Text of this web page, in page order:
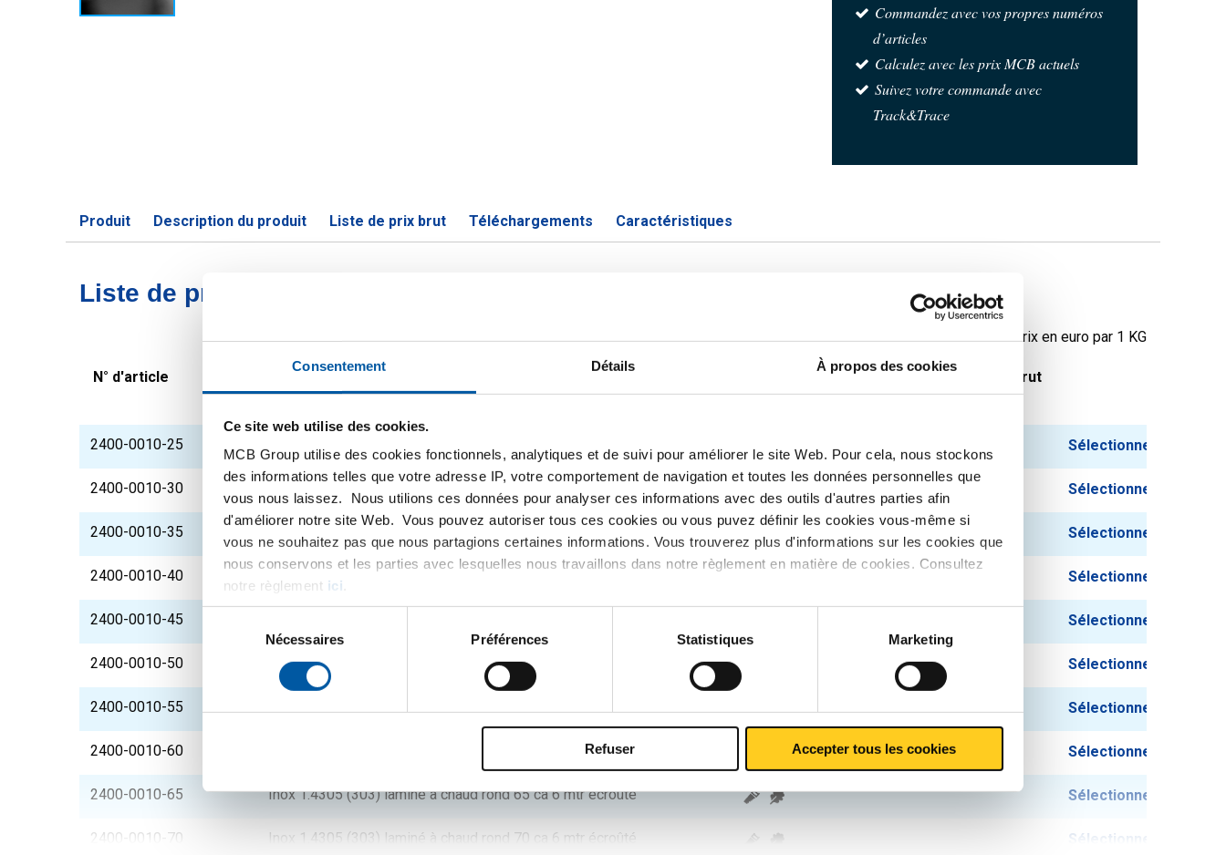
Consentement Détails À propos des cookies
Ce site web utilise des cookies.
MCB Group utilise des cookies fonctionnels, analytiques et de suivi pour améliorer le site Web. Pour cela, nous stockons
des informations telles que votre adresse IP, votre comportement de navigation et toutes les données personnelles que
vous nous laissez. Nous utilions ces données pour analyser ces informations avec des outils d'autres parties afin
d'améliorer notre site Web. Vous pouvez autoriser tous ces cookies ou vous puvez définir les cookies vous-même si
vous ne souhaitez pas que nous partagions certaines informations. Vous trouverez plus d'informations sur les cookies que
nous conservons et les parties avec lesquelles nous travaillons dans notre règlement en matière de cookies. Consultez
notre règlement ici
consentement
Nécessaires Préférences Statistiques Marketing
Refuser Accepter tous les cookies
Commandez avec vos propres numéros
d’articles
Calculez avec les prix MCB actuels
Suivez votre commande avec
Track&Trace
Produit Description du produit Liste de prix brut Téléchargements Caractéristiques
Liste de prix bruts: Inox 1.4305 (303) laminé à chaud rond écroûté
Prix en euro par 1 KG
N° d'article Description
Poids des pièces en
kg
Prix brut
2400-0010-25 Inox 1.4305 (303) laminé à chaud rond 25 ca 6 mtr écroûté Sélectionner
2400-0010-30 Inox 1.4305 (303) laminé à chaud rond 30 ca 6 mtr écroûté Sélectionner
2400-0010-35 Inox 1.4305 (303) laminé à chaud rond 35 ca 6 mtr écroûté Sélectionner
2400-0010-40 Inox 1.4305 (303) laminé à chaud rond 40 ca 6 mtr écroûté Sélectionner
2400-0010-45 Sélectionner
2400-0010-50 Inox 1.4305 (303) laminé à chaud rond 50 ca 6 mtr écroûté Sélectionner
2400-0010-55 Sélectionner
2400-0010-60 Inox 1.4305 (303) laminé à chaud rond 60 ca 6 mtr écroûté Sélectionner
2400-0010-65 Inox 1.4305 (303) laminé à chaud rond 65 ca 6 mtr écroûté Sélectionner
2400-0010-70 Inox 1.4305 (303) laminé à chaud rond 70 ca 6 mtr écroûté Sélectionner